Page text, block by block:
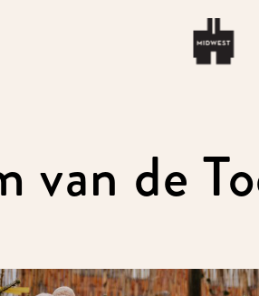
van de